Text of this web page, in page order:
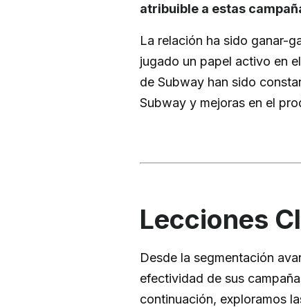
atribuible a estas
La relación ha sido ganar-
jugado un papel activo en
de Subway han sido
Subway y mejoras en el
Lecciones
Desde la segmentación
efectividad de sus
continuación, exploramos